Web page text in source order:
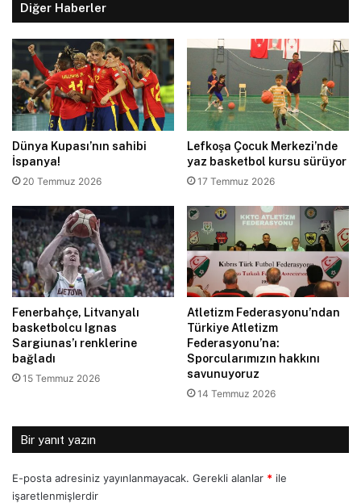
Diğer Haberler
Dünya Kupası’nın sahibi
İspanya!
20 Temmuz 2026
Lefkoşa Çocuk Merkezi’nde
yaz basketbol kursu sürüyor
17 Temmuz 2026
Fenerbahçe, Litvanyalı
basketbolcu Ignas
Sargiunas’ı renklerine
bağladı
15 Temmuz 2026
Atletizm Federasyonu’ndan
Türkiye Atletizm
Federasyonu’na:
Sporcularımızın hakkını
savunuyoruz
14 Temmuz 2026
Bir yanıt yazın
E-posta adresiniz yayınlanmayacak. Gerekli alanlar * ile
işaretlenmişlerdir